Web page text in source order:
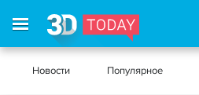
Новости Популярное